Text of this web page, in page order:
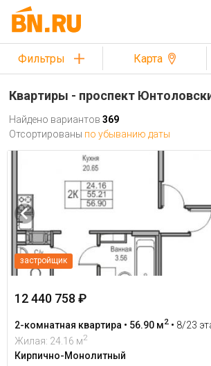
Фильтры Карта
Квартиры - проспект
Найдено вариантов 369
Отсортированы по убыванию даты
застройщик
12 440 758 ₽
2-комнатная квартира • 56.90 м2 • 8/23
Жилая: 24.16 м2
Кирпично-Монолитный